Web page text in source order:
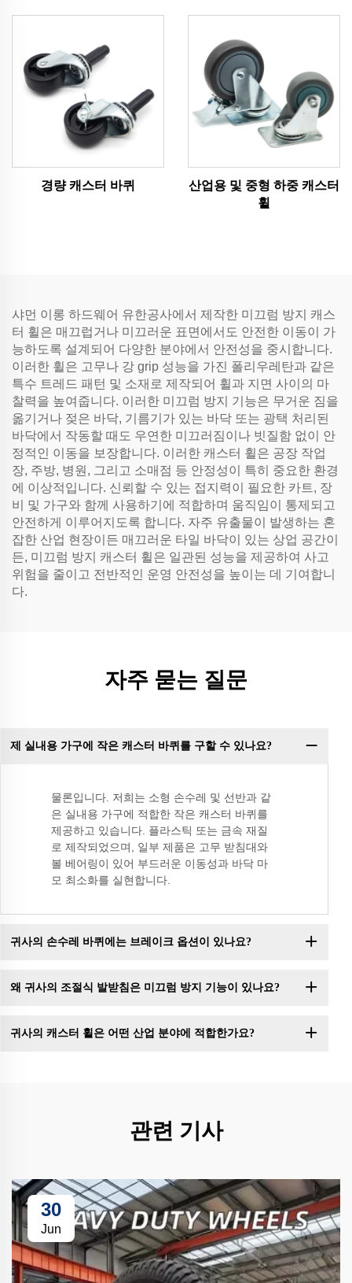
경량 캐스터 바퀴
산업용 및 중형 하중 캐스터
휠
샤먼 이롱 하드웨어 유한공사에서 제작한 미끄럼 방지 캐스
터 휠은 매끄럽거나 미끄러운 표면에서도 안전한 이동이 가
능하도록 설계되어 다양한 분야에서 안전성을 중시합니다.
이러한 휠은 고무나 강 grip 성능을 가진 폴리우레탄과 같은
특수 트레드 패턴 및 소재로 제작되어 휠과 지면 사이의 마
찰력을 높여줍니다. 이러한 미끄럼 방지 기능은 무거운 짐을
옮기거나 젖은 바닥, 기름기가 있는 바닥 또는 광택 처리된
바닥에서 작동할 때도 우연한 미끄러짐이나 빗질함 없이 안
정적인 이동을 보장합니다. 이러한 캐스터 휠은 공장 작업
장, 주방, 병원, 그리고 소매점 등 안정성이 특히 중요한 환경
에 이상적입니다. 신뢰할 수 있는 접지력이 필요한 카트, 장
비 및 가구와 함께 사용하기에 적합하며 움직임이 통제되고
안전하게 이루어지도록 합니다. 자주 유출물이 발생하는 혼
잡한 산업 현장이든 매끄러운 타일 바닥이 있는 상업 공간이
든, 미끄럼 방지 캐스터 휠은 일관된 성능을 제공하여 사고
위험을 줄이고 전반적인 운영 안전성을 높이는 데 기여합니
다.
자주 묻는 질문
제 실내용 가구에 작은 캐스터 바퀴를 구할 수 있나요?
물론입니다. 저희는 소형 손수레 및 선반과 같
은 실내용 가구에 적합한 작은 캐스터 바퀴를
제공하고 있습니다. 플라스틱 또는 금속 재질
로 제작되었으며, 일부 제품은 고무 받침대와
볼 베어링이 있어 부드러운 이동성과 바닥 마
모 최소화를 실현합니다.
귀사의 손수레 바퀴에는 브레이크 옵션이 있나요?
왜 귀사의 조절식 발받침은 미끄럼 방지 기능이 있나요?
귀사의 캐스터 휠은 어떤 산업 분야에 적합한가요?
관련 기사
30
Jun